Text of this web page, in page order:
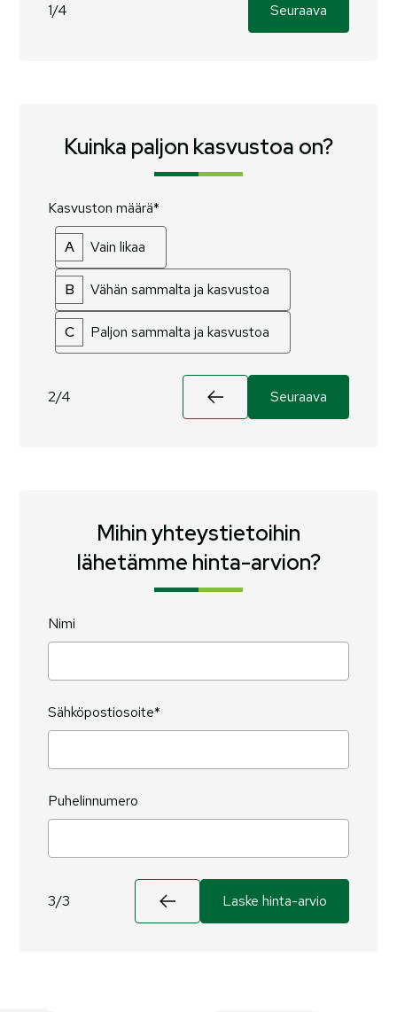
1/4 Seuraava
Kuinka paljon kasvustoa on?
Kasvuston määrä*
A Vain likaa
B Vähän sammalta ja kasvustoa
C Paljon sammalta ja kasvustoa
2/4 Seuraava
Mihin yhteystietoihin
lähetämme hinta-arvion?
Nimi
Sähköpostiosoite*
Puhelinnumero
3/3